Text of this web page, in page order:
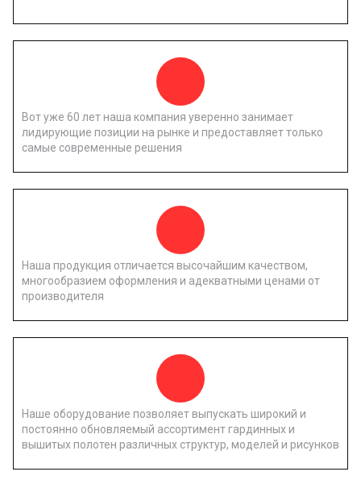
Вот уже 60 лет наша компания уверенно занимает
лидирующие позиции на рынке и предоставляет только
самые современные решения
Наша продукция отличается высочайшим качеством,
многообразием оформления и адекватными ценами от
производителя
Наше оборудование позволяет выпускать широкий и
постоянно обновляемый ассортимент гардинных и
вышитых полотен различных структур, моделей и рисунков